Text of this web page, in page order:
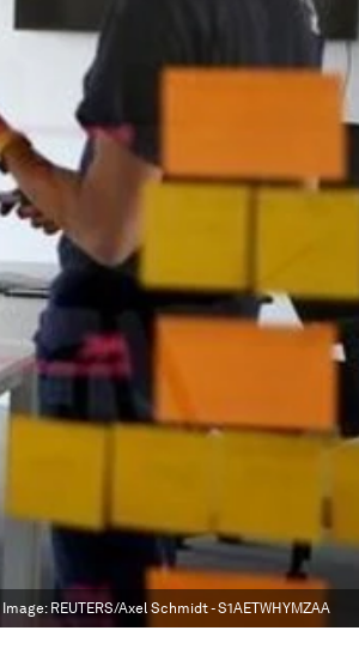
Image: REUTERS/Axel Schmidt - S1AETWHYMZAA